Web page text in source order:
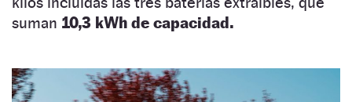
suman 10,3 kWh de capacidad.